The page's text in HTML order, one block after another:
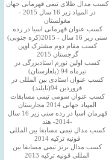
کسب مدال طلای تیمی قهرمانی جهان
در المپیاد زیر 16 سال 2015 -
مغولستان
کسب عنوان قهرمانی اسیا در رده
سنی زیر 16 سال - 2015(کره جنوبی)
کسب مقام دوم مشترک اوپن
گرجستان 2015
کسب اولین نورم استادبزرگی در
تیرماه 94 (بلغارستان)
کسب عنوان استادی بین المللی در
فروردین 94(تایلند)
کسب عنوان سومی تیمی مسابقات
المپیاد جهانی 2014 مجارستان
قهرمان اسیا در رده سنی زیر 16 سال
-2014- هند
کسب مدال تیمی مسابقا بین المللی
قونیه ترکیه 2014
کسب مدال برنز تیمی مسابقا بین
المللی قونیه ترکیه 2013